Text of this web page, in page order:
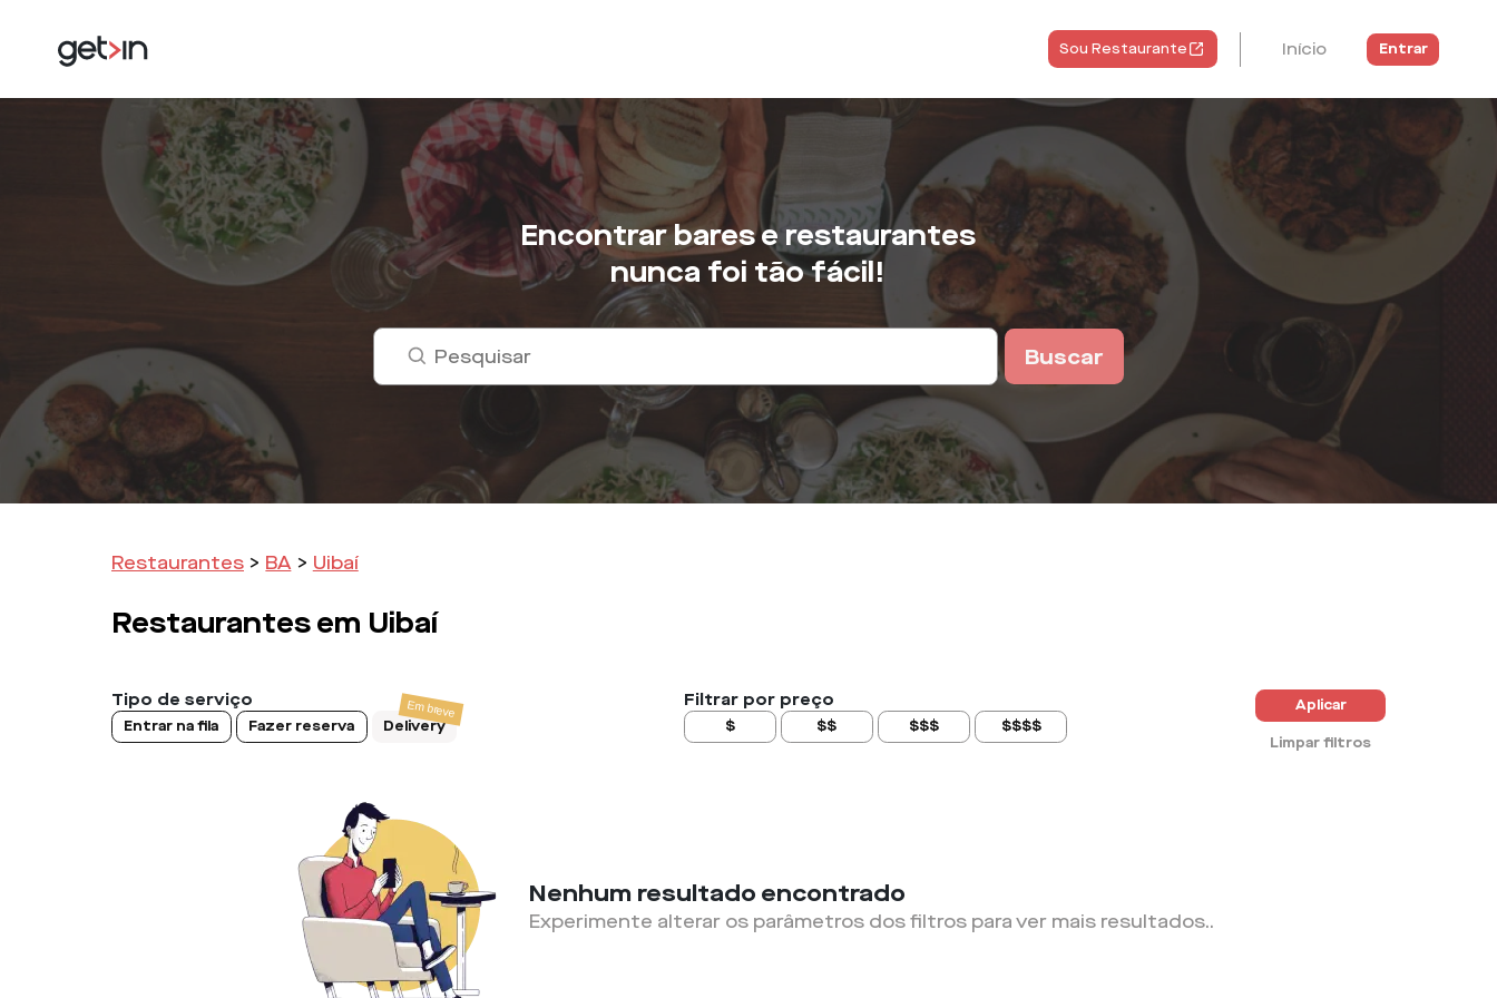
Sou Restaurante Início Entrar
Encontrar bares e restaurantes
nunca foi tão fácil!
Buscar
Restaurantes > BA > Uibaí
Restaurantes em Uibaí
Tipo de serviço
Entrar na fila Fazer reserva Delivery
Filtrar por preço
$ $$ $$$ $$$$
Aplicar
Limpar filtros
Nenhum resultado encontrado
Experimente alterar os parâmetros dos filtros para ver mais resultados..